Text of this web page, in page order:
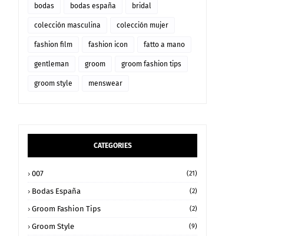
bodas bodas españa bridal
colección masculina colección mujer
fashion film fashion icon fatto a mano
gentleman groom groom fashion tips
groom style menswear
CATEGORIES
007 (21)
Bodas España (2)
Groom Fashion Tips (2)
Groom Style (9)